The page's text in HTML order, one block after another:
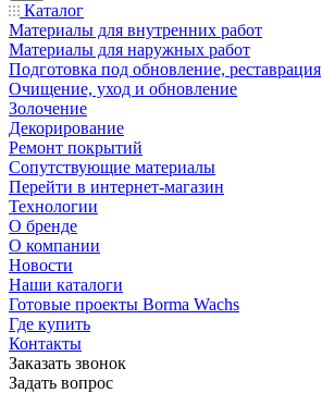
Каталог
Материалы для внутренних работ
Материалы для наружных работ
Подготовка под обновление, реставрация
Очищение, уход и обновление
Золочение
Декорирование
Ремонт покрытий
Сопутствующие материалы
Перейти в интернет-магазин
Технологии
О бренде
О компании
Новости
Наши каталоги
Готовые проекты Borma Wachs
Где купить
Контакты
Заказать звонок
Задать вопрос